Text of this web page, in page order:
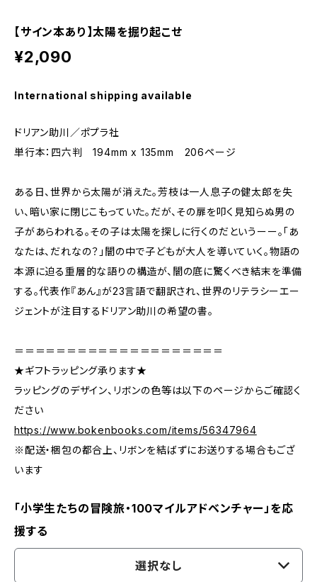
【サイン本あり】太陽を掘り起こせ
¥2,090
International shipping available
ドリアン助川／ポプラ社
単行本：四六判 194mm x 135mm 206ページ
ある日、世界から太陽が消えた。芳枝は一人息子の健太郎を失
い、暗い家に閉じこもっていた。だが、その扉を叩く見知らぬ男の
子があらわれる。その子は太陽を探しに行くのだというーー。「あ
なたは、だれなの？」闇の中で子どもが大人を導いていく。物語の
本源に迫る重層的な語りの構造が、闇の底に驚くべき結末を準備
する。代表作『あん』が23言語で翻訳され、世界のリテラシーエー
ジェントが注目するドリアン助川の希望の書。
＝＝＝＝＝＝＝＝＝＝＝＝＝＝＝＝＝＝＝＝
★ギフトラッピング承ります★
ラッピングのデザイン、リボンの色等は以下のページからご確認く
ださい
https://www.bokenbooks.com/items/56347964
※配送・梱包の都合上、リボンを結ばずにお送りする場合もござ
います
「小学生たちの冒険旅・100マイルアドベンチャー」を応
援する
選択なし